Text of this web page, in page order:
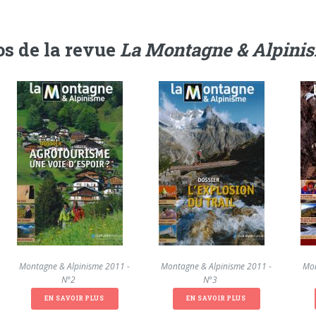
de la revue La Montagne &
La Montagne & Alpinisme 2011 -
N°2
EN SAVOIR PLUS
La Montagne & Alpinisme 2011 -
N°3
EN SAVOIR PLUS
La